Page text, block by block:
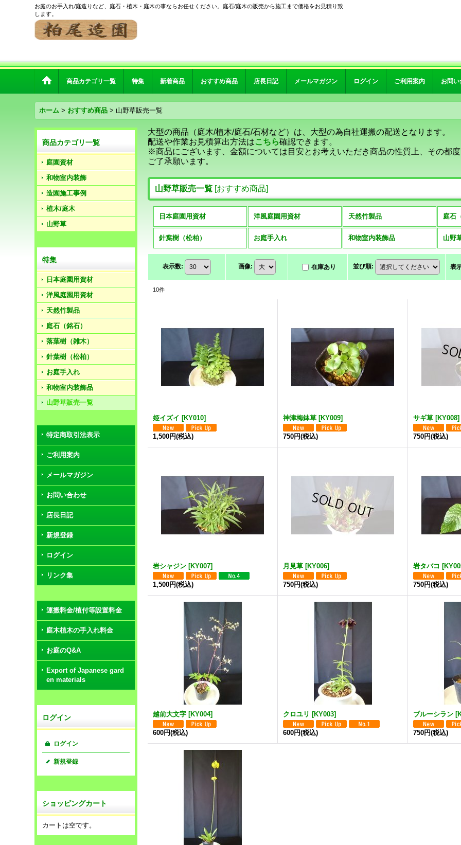
お庭のお手入れ/庭造りなど、庭石・植木・庭木の事ならお任せください。庭石/庭木の販売から施工まで価格をお見積り致
します。
商品カテゴリ一覧 特集 新着商品 おすすめ商品 店長日記 メールマガジン ログイン ご利用案内 お問
ホーム > おすすめ商品 > 山野草販売一覧
商品カテゴリ一覧
庭園資材
和物室内装飾
造園施工事例
植木/庭木
山野草
特集
日本庭園用資材
洋風庭園用資材
天然竹製品
庭石（銘石）
落葉樹（雑木）
針葉樹（松柏）
お庭手入れ
和物室内装飾品
山野草販売一覧
特定商取引法表示
ご利用案内
メールマガジン
お問い合わせ
店長日記
新規登録
ログイン
リンク集
運搬料金/植付等設置料金
庭木植木の手入れ料金
お庭のQ&A
Export of Japanese gard
en materials
ログイン
ログイン
新規登録
ショッピングカート
カートは空です。
大型の商品（庭木/植木/庭石/石材など）は、大型の為自社運搬の配送となります。
配送や作業お見積算出方法はこちら確認できます。
※商品にございます、金額については目安とお考えいただき商品の性質上、その都
ご了承願います。
山野草販売一覧 [おすすめ商品]
日本庭園用資材 洋風庭園用資材 天然竹製品 庭石
針葉樹（松柏） お庭手入れ 和物室内装飾品 山野
表示数: 画像: 在庫あり 並び順: 表
10件
姫イズイ [KY010]
1,500円(税込)
神津梅鉢草 [KY009]
750円(税込)
サギ草 [KY008]
750円(税込)
岩シャジン [KY007]
1,500円(税込)
月見草 [KY006]
750円(税込)
岩タバコ [
750円(税込)
越前大文字 [KY004]
600円(税込)
クロユリ [KY003]
600円(税込)
ブルーシラン [
750円(税込)